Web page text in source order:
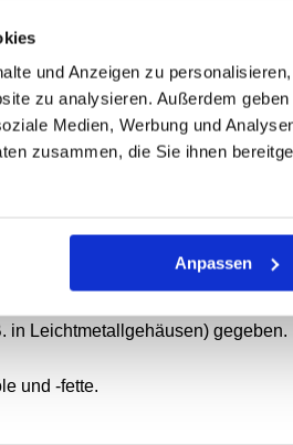
und Anzeigen zu
zu analysieren. Außerdem
Medien, Werbung und
zusammen, die Sie ihnen
Anpassen
VARIANTEN
oder schwenkbewegte Wellen.
Elastomer-Außenmantel,
Abdichtung bei dünnflüssigen
in Leichtmetallgehäusen) gegeben.
und -fette.